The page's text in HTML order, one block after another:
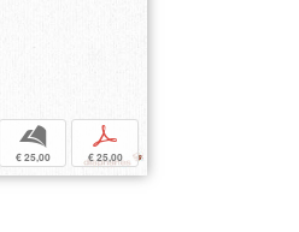
b
€ 25,00
p
€ 25,00